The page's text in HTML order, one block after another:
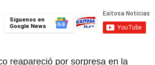
Síguenos en
Google News
reapareció por sorpresa en la